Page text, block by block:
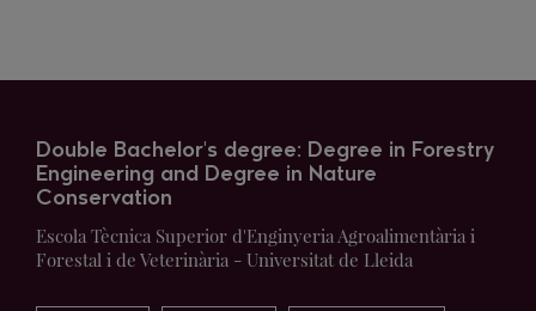
Double Bachelor's degree: Degree in Forestry
Engineering and Degree in Nature
Conservation
Escola Tècnica Superior d'Enginyeria Agroalimentària i
Forestal i de Veterinària - Universitat de Lleida